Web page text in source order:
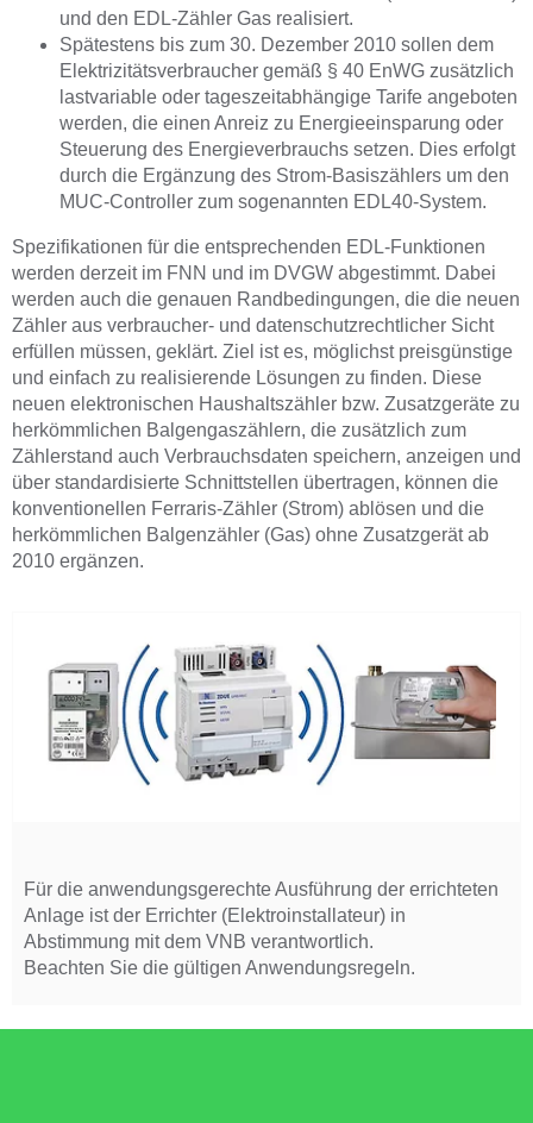
und den EDL-Zähler Gas realisiert.
Spätestens bis zum 30. Dezember 2010 sollen dem
Elektrizitätsverbraucher gemäß § 40 EnWG zusätzlich
lastvariable oder tageszeitabhängige Tarife angeboten
werden, die einen Anreiz zu Energieeinsparung oder
Steuerung des Energieverbrauchs setzen. Dies erfolgt
durch die Ergänzung des Strom-Basiszählers um den
MUC-Controller zum sogenannten EDL40-System.
Spezifikationen für die entsprechenden EDL-Funktionen
werden derzeit im FNN und im DVGW abgestimmt. Dabei
werden auch die genauen Randbedingungen, die die neuen
Zähler aus verbraucher- und datenschutzrechtlicher Sicht
erfüllen müssen, geklärt. Ziel ist es, möglichst preisgünstige
und einfach zu realisierende Lösungen zu finden. Diese
neuen elektronischen Haushaltszähler bzw. Zusatzgeräte zu
herkömmlichen Balgengaszählern, die zusätzlich zum
Zählerstand auch Verbrauchsdaten speichern, anzeigen und
über standardisierte Schnittstellen übertragen, können die
konventionellen Ferraris-Zähler (Strom) ablösen und die
herkömmlichen Balgenzähler (Gas) ohne Zusatzgerät ab
2010 ergänzen.
Für die anwendungsgerechte Ausführung der errichteten
Anlage ist der Errichter (Elektroinstallateur) in
Abstimmung mit dem VNB verantwortlich.
Beachten Sie die gültigen Anwendungsregeln.